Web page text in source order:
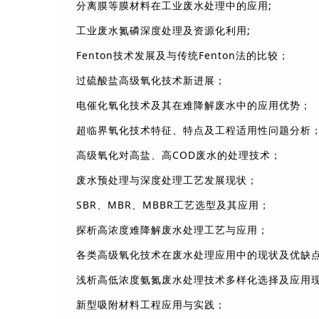
分离膜等膜材料在工业废水处理中的应用;
工业废水氮磷深度处理及资源化利用;
Fenton技术发展及与传统Fenton法的比较；
过硫酸盐高级氧化技术新进展；
电催化氧化技术及其在难降解废水中的应用优势；
超临界氧化技术特征、特点及工程适用性问题分析；
高级氧化对高盐、高COD废水的处理技术；
废水预处理与深度处理工艺发展现状；
SBR、MBR、MBBR工艺选型及其应用；
探析高浓度难降解废水处理工艺与应用；
各类高级氧化技术在废水处理应用中的现状及优缺
浅析高低浓度氨氮废水处理技术多样化选择及应用
新型吸附材料工程应用与实践；